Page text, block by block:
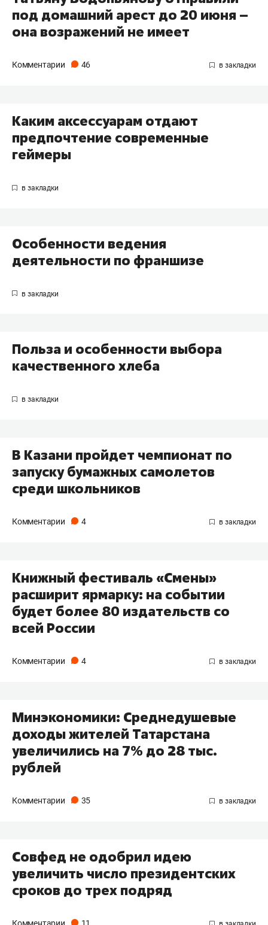
под домашний арест до 20 июня –
она возражений не имеет
Комментарии 46
Каким аксессуарам отдают
предпочтение современные
геймеры
Особенности ведения
деятельности по франшизе
Польза и особенности выбора
качественного хлеба
В Казани пройдет чемпионат по
запуску бумажных самолетов
среди школьников
Комментарии 4
Книжный фестиваль «Смены»
расширит ярмарку: на событии
будет более 80 издательств со
всей России
Комментарии 4
Минэкономики: Среднедушевые
доходы жителей Татарстана
увеличились на 7% до 28 тыс.
рублей
Комментарии 35
Совфед не одобрил идею
увеличить число президентских
сроков до трех подряд
Комментарии 11